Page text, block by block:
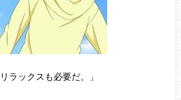
ラックスも必要だ。」